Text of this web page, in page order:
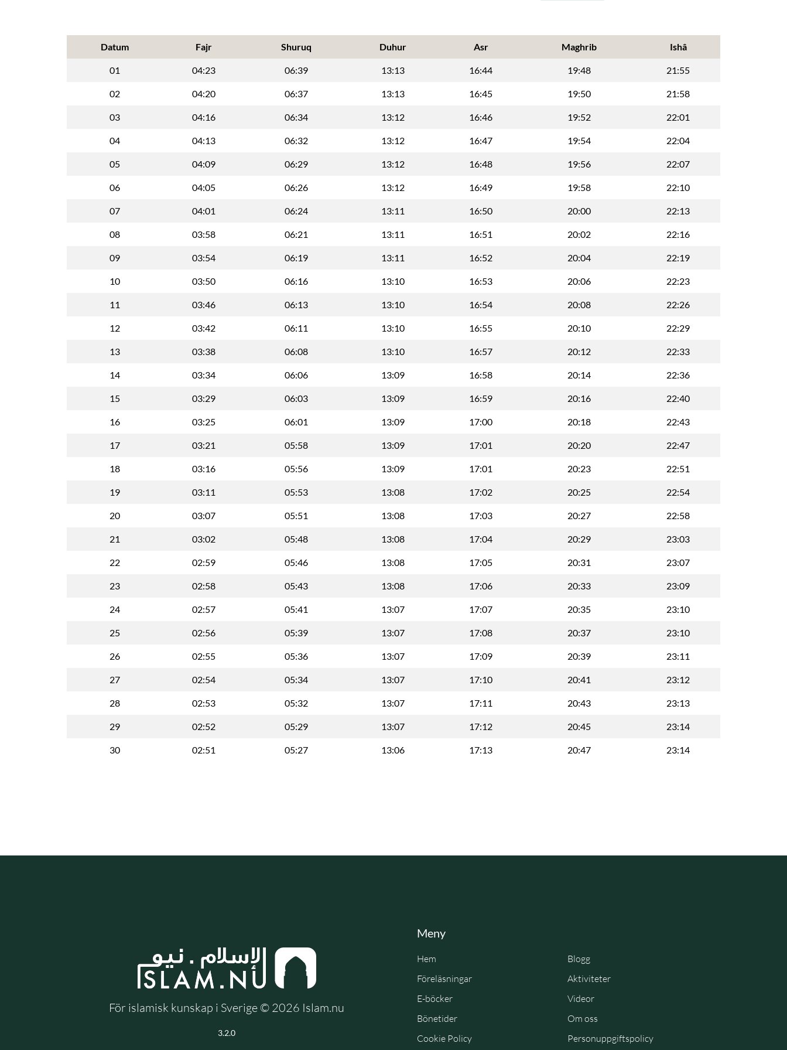
Datum Fajr Shuruq Duhur Asr Maghrib Ishâ
01 04:23 06:39 13:13 16:44 19:48 21:55
02 04:20 06:37 13:13 16:45 19:50 21:58
03 04:16 06:34 13:12 16:46 19:52 22:01
04 04:13 06:32 13:12 16:47 19:54 22:04
05 04:09 06:29 13:12 16:48 19:56 22:07
06 04:05 06:26 13:12 16:49 19:58 22:10
07 04:01 06:24 13:11 16:50 20:00 22:13
08 03:58 06:21 13:11 16:51 20:02 22:16
09 03:54 06:19 13:11 16:52 20:04 22:19
10 03:50 06:16 13:10 16:53 20:06 22:23
11 03:46 06:13 13:10 16:54 20:08 22:26
12 03:42 06:11 13:10 16:55 20:10 22:29
13 03:38 06:08 13:10 16:57 20:12 22:33
14 03:34 06:06 13:09 16:58 20:14 22:36
15 03:29 06:03 13:09 16:59 20:16 22:40
16 03:25 06:01 13:09 17:00 20:18 22:43
17 03:21 05:58 13:09 17:01 20:20 22:47
18 03:16 05:56 13:09 17:01 20:23 22:51
19 03:11 05:53 13:08 17:02 20:25 22:54
20 03:07 05:51 13:08 17:03 20:27 22:58
21 03:02 05:48 13:08 17:04 20:29 23:03
22 02:59 05:46 13:08 17:05 20:31 23:07
23 02:58 05:43 13:08 17:06 20:33 23:09
24 02:57 05:41 13:07 17:07 20:35 23:10
25 02:56 05:39 13:07 17:08 20:37 23:10
26 02:55 05:36 13:07 17:09 20:39 23:11
27 02:54 05:34 13:07 17:10 20:41 23:12
28 02:53 05:32 13:07 17:11 20:43 23:13
29 02:52 05:29 13:07 17:12 20:45 23:14
30 02:51 05:27 13:06 17:13 20:47 23:14
För islamisk kunskap i Sverige © 2026 Islam.nu
3.2.0
Meny
Hem
Blogg
Föreläsningar
Aktiviteter
E-böcker
Videor
Bönetider
Om oss
Cookie Policy
Personuppgiftspolicy